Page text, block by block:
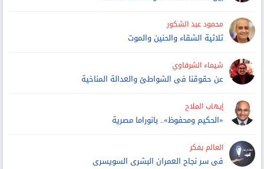
محمود عبد الشكور
ثلاثية الشقاء والحنين والموت
شيماء الشرقاوي
عن حقوقنا فى الشواطئ والعدالة المناخية
إيهاب الملاح
«الحكيم ومحفوظ».. بانوراما مصرية
العالم يفكر
فى سر نجاح العمران البشرى السويسرى